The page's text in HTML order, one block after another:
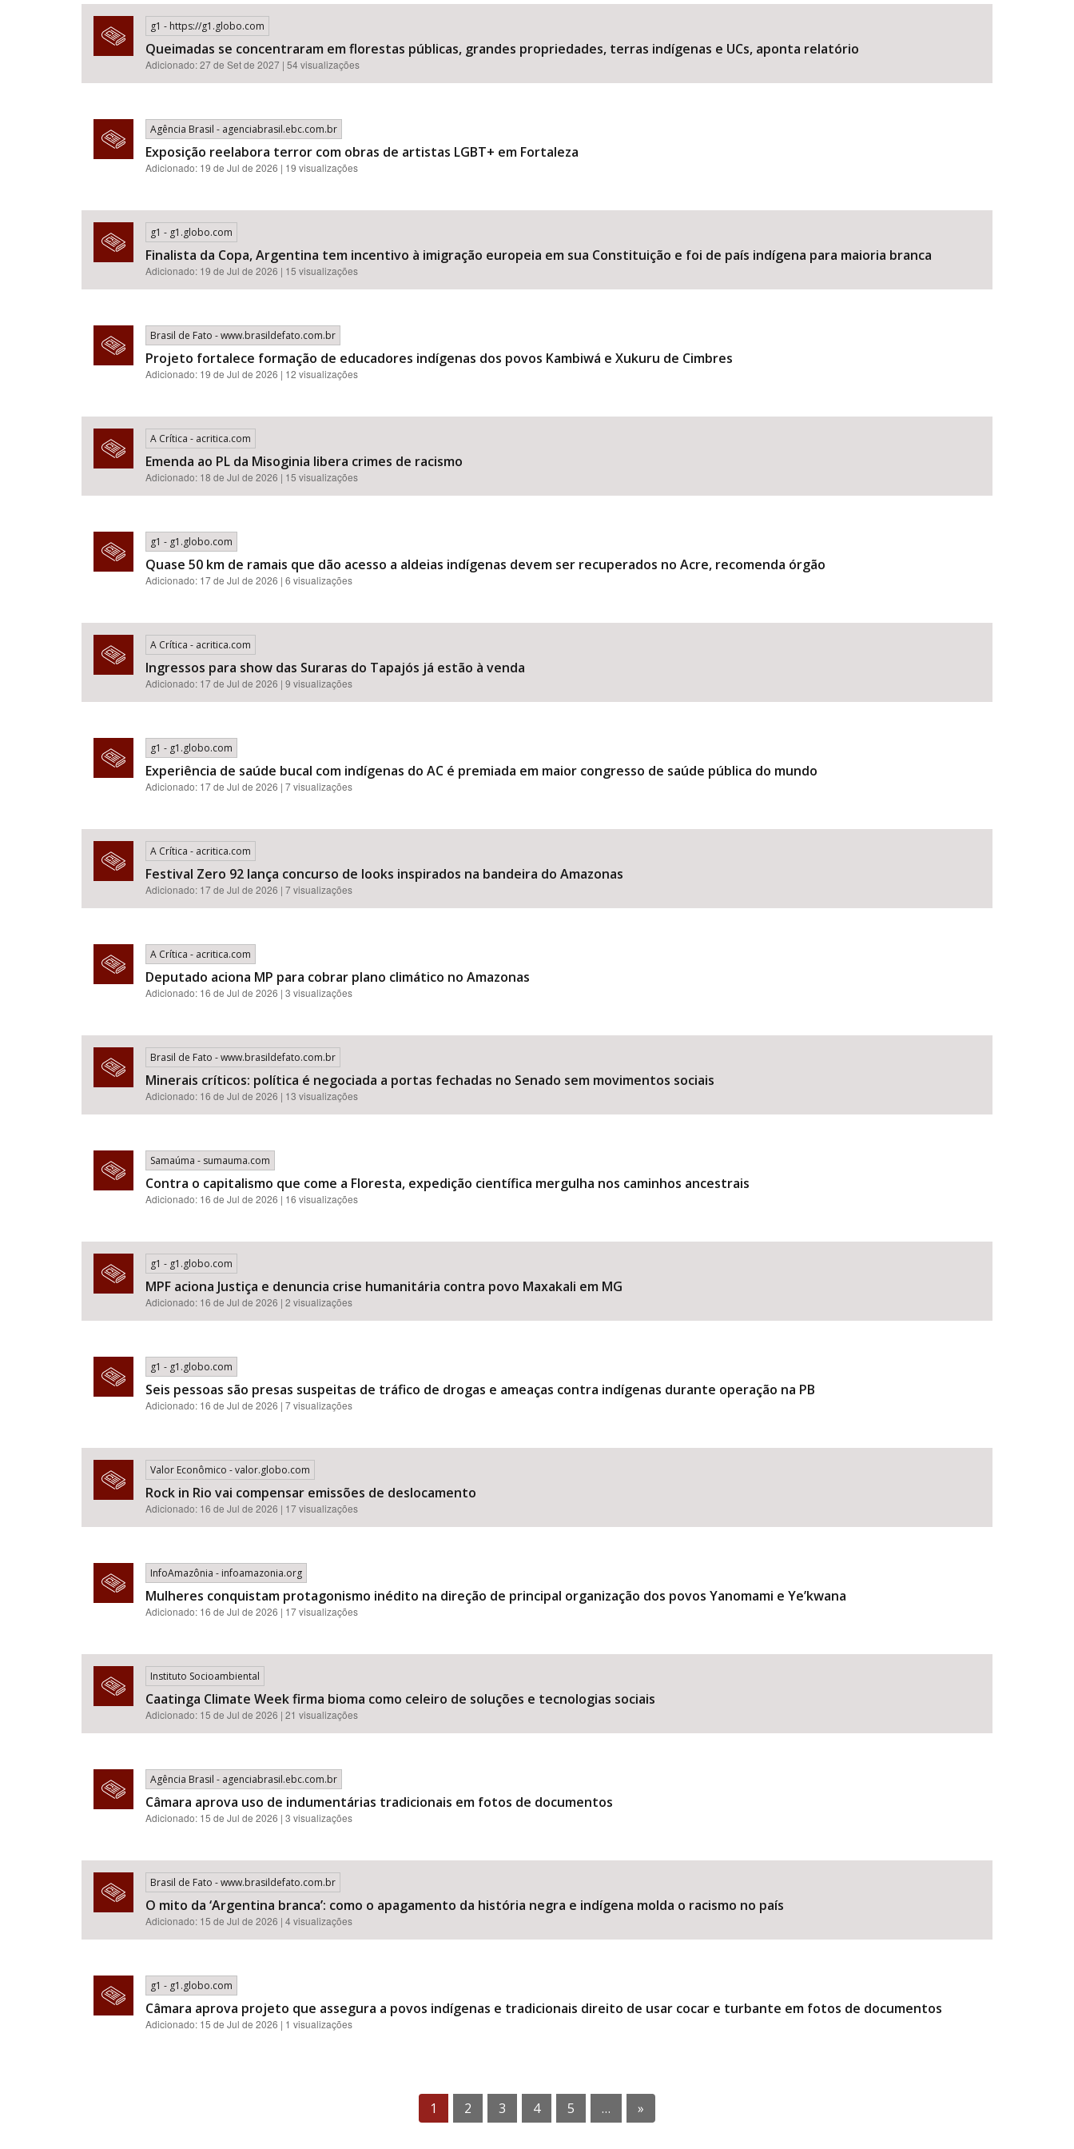
g1 - https://g1.globo.com
Queimadas se concentraram em florestas públicas, grandes propriedades, terras indígenas e UCs, aponta relatório
Adicionado: 27 de Set de 2027 | 54 visualizações
Agência Brasil - agenciabrasil.ebc.com.br
Exposição reelabora terror com obras de artistas LGBT+ em Fortaleza
Adicionado: 19 de Jul de 2026 | 19 visualizações
g1 - g1.globo.com
Finalista da Copa, Argentina tem incentivo à imigração europeia em sua Constituição e foi de país indígena para maioria branca
Adicionado: 19 de Jul de 2026 | 15 visualizações
Brasil de Fato - www.brasildefato.com.br
Projeto fortalece formação de educadores indígenas dos povos Kambiwá e Xukuru de Cimbres
Adicionado: 19 de Jul de 2026 | 12 visualizações
A Crítica - acritica.com
Emenda ao PL da Misoginia libera crimes de racismo​​​​​​​​​​​​​​​​​​​​​​​​​​​​​​​​​​​​​​​​​​
Adicionado: 18 de Jul de 2026 | 15 visualizações
g1 - g1.globo.com
Quase 50 km de ramais que dão acesso a aldeias indígenas devem ser recuperados no Acre, recomenda órgão
Adicionado: 17 de Jul de 2026 | 6 visualizações
A Crítica - acritica.com
Ingressos para show das Suraras do Tapajós já estão à venda
Adicionado: 17 de Jul de 2026 | 9 visualizações
g1 - g1.globo.com
Experiência de saúde bucal com indígenas do AC é premiada em maior congresso de saúde pública do mundo
Adicionado: 17 de Jul de 2026 | 7 visualizações
A Crítica - acritica.com
Festival Zero 92 lança concurso de looks inspirados na bandeira do Amazonas
Adicionado: 17 de Jul de 2026 | 7 visualizações
A Crítica - acritica.com
Deputado aciona MP para cobrar plano climático no Amazonas
Adicionado: 16 de Jul de 2026 | 3 visualizações
Brasil de Fato - www.brasildefato.com.br
Minerais críticos: política é negociada a portas fechadas no Senado sem movimentos sociais
Adicionado: 16 de Jul de 2026 | 13 visualizações
Samaúma - sumauma.com
Contra o capitalismo que come a Floresta, expedição científica mergulha nos caminhos ancestrais
Adicionado: 16 de Jul de 2026 | 16 visualizações
g1 - g1.globo.com
MPF aciona Justiça e denuncia crise humanitária contra povo Maxakali em MG
Adicionado: 16 de Jul de 2026 | 2 visualizações
g1 - g1.globo.com
Seis pessoas são presas suspeitas de tráfico de drogas e ameaças contra indígenas durante operação na PB
Adicionado: 16 de Jul de 2026 | 7 visualizações
Valor Econômico - valor.globo.com
Rock in Rio vai compensar emissões de deslocamento
Adicionado: 16 de Jul de 2026 | 17 visualizações
InfoAmazônia - infoamazonia.org
Mulheres conquistam protagonismo inédito na direção de principal organização dos povos Yanomami e Ye’kwana
Adicionado: 16 de Jul de 2026 | 17 visualizações
Instituto Socioambiental
Caatinga Climate Week firma bioma como celeiro de soluções e tecnologias sociais
Adicionado: 15 de Jul de 2026 | 21 visualizações
Agência Brasil - agenciabrasil.ebc.com.br
Câmara aprova uso de indumentárias tradicionais em fotos de documentos
Adicionado: 15 de Jul de 2026 | 3 visualizações
Brasil de Fato - www.brasildefato.com.br
O mito da ‘Argentina branca’: como o apagamento da história negra e indígena molda o racismo no país
Adicionado: 15 de Jul de 2026 | 4 visualizações
g1 - g1.globo.com
Câmara aprova projeto que assegura a povos indígenas e tradicionais direito de usar cocar e turbante em fotos de documentos
Adicionado: 15 de Jul de 2026 | 1 visualizações
1 2 3 4 5 … »